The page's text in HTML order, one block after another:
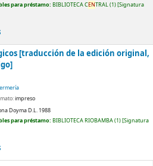
para préstamo: BIBLIOTECA CENTRAL(1) Signatura
[traducción de la edición original,
impreso
DoymaD.L. 1988
para préstamo: BIBLIOTECA RIOBAMBA(1) Signatura